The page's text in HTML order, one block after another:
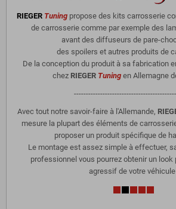
RIEGER Tuning propose des kits carrosserie
de carrosserie comme par exemple des
avant des diffuseurs de pare-
des spoilers et autres produits de
De la conception du produit à sa fabrication
chez RIEGER Tuningen Allemagne
Avec tout notre savoir-faire à l'Allemande,
mesure la plupart des éléments de
proposer un produit spécifique de
Le montage est assez simple à effectuer,
professionnel vous pourrez obtenir un
agressif de votre véhicule